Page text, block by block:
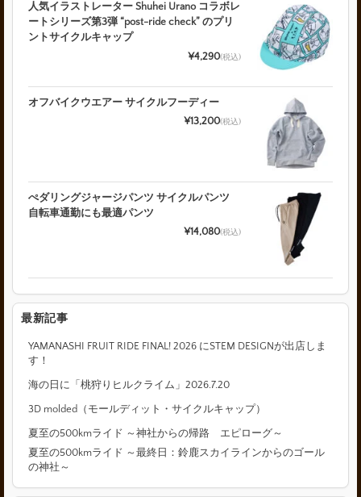
人気イラストレーター Shuhei Urano コラボレ
ートシリーズ第3弾 “post-ride check” のプリ
ントサイクルキャップ
¥4,290(税込)
オフバイクウエアー サイクルフーディー
¥13,200(税込)
ぺダリングジャージパンツ サイクルパンツ
自転車通勤にも最適パンツ
¥14,080(税込)
最新記事
YAMANASHI FRUIT RIDE FINAL! 2026 にSTEM DESIGNが出店しま
す！
海の日に「桃狩りヒルクライム」2026.7.20
3D molded（モールディット・サイクルキャップ）
夏至の500kmライド ～神社からの帰路 エピローグ～
夏至の500kmライド ～最終日：鈴鹿スカイラインからのゴール
の神社～